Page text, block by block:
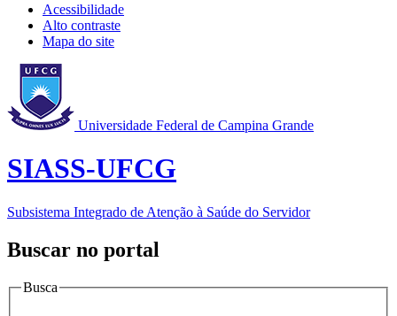
Acessibilidade
Alto contraste
Mapa do site
Universidade Federal de Campina Grande
SIASS-UFCG
Subsistema Integrado de Atenção à Saúde do Servidor
Buscar no portal
Busca